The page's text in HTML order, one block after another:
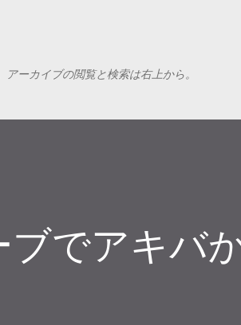
ーカイブの閲覧と検索は右上から。
でアキバ